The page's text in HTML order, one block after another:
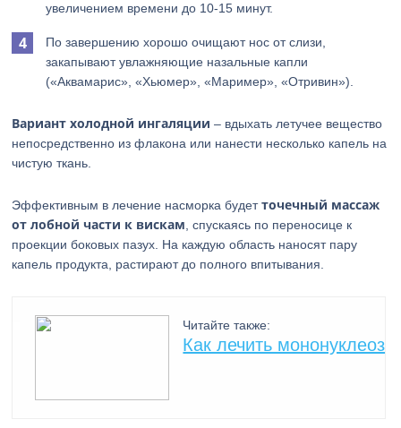
увеличением времени до 10-15 минут.
По завершению хорошо очищают нос от слизи,
закапывают увлажняющие назальные капли
(«Аквамарис», «Хьюмер», «Маример», «Отривин»).
Вариант холодной ингаляции – вдыхать летучее вещество
непосредственно из флакона или нанести несколько капель на
чистую ткань.
Эффективным в лечение насморка будетточечный массаж
от лобной части к вискам , спускаясь по переносице к
проекции боковых пазух. На каждую область наносят пару
капель продукта, растирают до полного впитывания.
Читайте также:
Как лечить мононуклеоз